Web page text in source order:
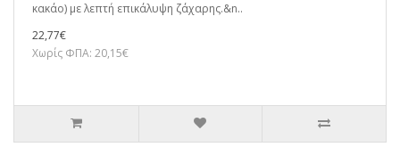
κακάο) με λεπτή επικάλυψη ζάχαρης.&n..
22,77€
Χωρίς ΦΠΑ: 20,15€